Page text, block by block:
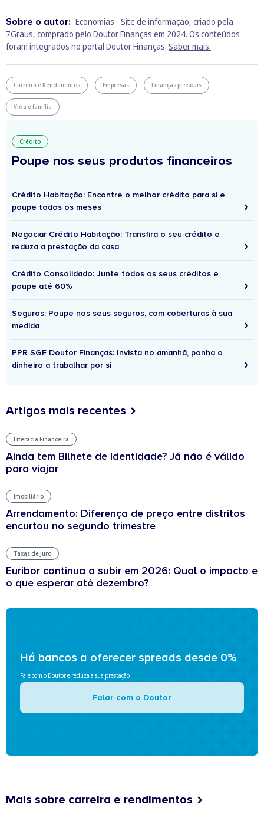
Sobre o autor: Economias - Site de informação, criado pela
7Graus, comprado pelo Doutor Finanças em 2024. Os conteúdos
foram integrados no portal Doutor Finanças. Saber mais.
Carreira e Rendimentos Empresas Finanças pessoais
Vida e família
Crédito
Poupe nos seus produtos financeiros
Crédito Habitação: Encontre o melhor crédito para si e
poupe todos os meses
Negociar Crédito Habitação: Transfira o seu crédito e
reduza a prestação da casa
Crédito Consolidado: Junte todos os seus créditos e
poupe até 60%
Seguros: Poupe nos seus seguros, com coberturas à sua
medida
PPR SGF Doutor Finanças: Invista no amanhã, ponha o
dinheiro a trabalhar por si
Artigos mais recentes
Literacia Financeira
Ainda tem Bilhete de Identidade? Já não é válido
para viajar
Imobiliário
Arrendamento: Diferença de preço entre distritos
encurtou no segundo trimestre
Taxas de Juro
Euribor continua a subir em 2026: Qual o impacto e
o que esperar até dezembro?
Há bancos a oferecer spreads desde 0%
Fale com o Doutor e reduza a sua prestação
Falar com o Doutor
Mais sobre carreira e rendimentos